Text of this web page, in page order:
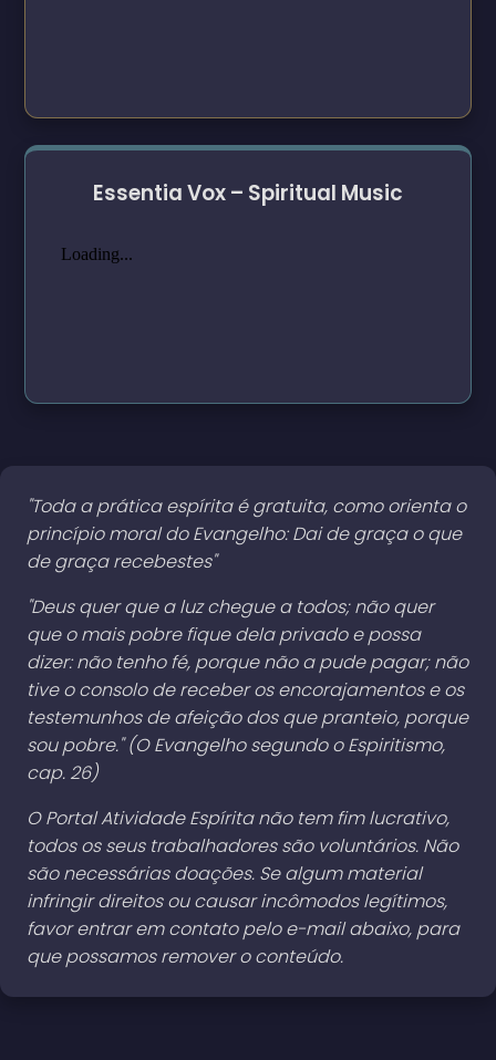
Essentia Vox – Spiritual Music
"Toda a prática espírita é gratuita, como orienta o
princípio moral do Evangelho: Dai de graça o que
de graça recebestes"
"Deus quer que a luz chegue a todos; não quer
que o mais pobre fique dela privado e possa
dizer: não tenho fé, porque não a pude pagar; não
tive o consolo de receber os encorajamentos e os
testemunhos de afeição dos que pranteio, porque
sou pobre." (O Evangelho segundo o Espiritismo,
cap. 26)
O Portal Atividade Espírita não tem fim lucrativo,
todos os seus trabalhadores são voluntários. Não
são necessárias doações. Se algum material
infringir direitos ou causar incômodos legítimos,
favor entrar em contato pelo e-mail abaixo, para
que possamos remover o conteúdo.